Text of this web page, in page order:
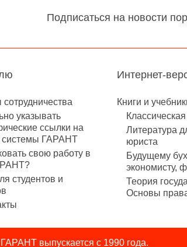
Подписаться на новости
указывать
ссылки на
системы ГАРАНТ
свою работу в
студентов и
Интернет-
Книги и
Литература
юриста
Будущему
экономисту,
Теория
Основы
выпускается с 1990 года.